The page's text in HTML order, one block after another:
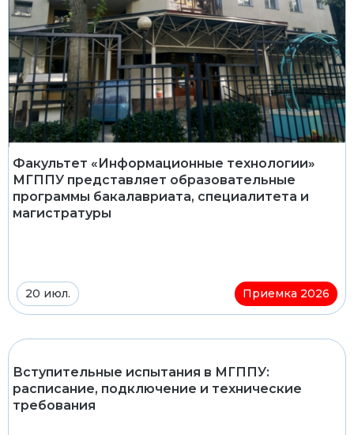
Факультет «Информационные технологии»
МГППУ представляет образовательные
программы бакалавриата, специалитета и
магистратуры
20 июл. Приемка 2026
Вступительные испытания в МГППУ:
расписание, подключение и технические
требования